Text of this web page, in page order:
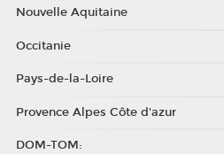
Nouvelle Aquitaine
Occitanie
Pays-de-la-Loire
Provence Alpes Côte d'azur
DOM-TOM: